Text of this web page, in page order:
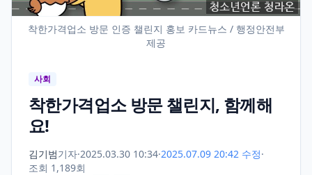
착한가격업소 방문 인증 챌린지 홍보 카드뉴스 / 행정안전부
제공
사회
착한가격업소 방문 챌린지, 함께해
요!
김기범기자·2025.03.30 10:34·2025.07.09 20:42 수정·
조회 1,189회